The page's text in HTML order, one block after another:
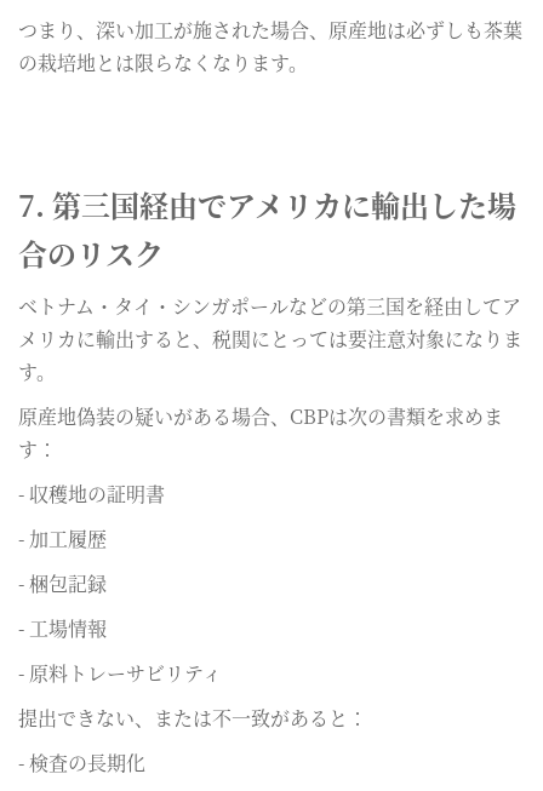
つまり、深い加工が施された場合、原産地は必ずしも茶葉
の栽培地とは限らなくなります。
7. 第三国経由でアメリカに輸出した場
合のリスク
ベトナム・タイ・シンガポールなどの第三国を経由してア
メリカに輸出すると、税関にとっては要注意対象になりま
す。
原産地偽装の疑いがある場合、CBPは次の書類を求めま
す：
- 収穫地の証明書
- 加工履歴
- 梱包記録
- 工場情報
- 原料トレーサビリティ
提出できない、または不一致があると：
- 検査の長期化